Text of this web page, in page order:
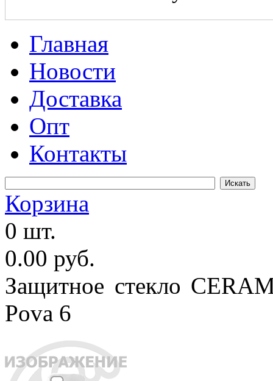
Главная
Новости
Доставка
Опт
Контакты
Корзина
0 шт.
0.00 руб.
Защитное стекло
Pova 6